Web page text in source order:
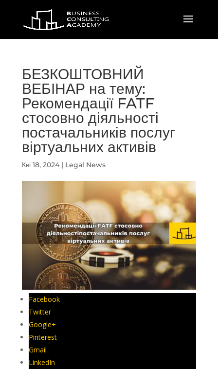
БЕЗКОШТОВНИЙ
ВЕБІНАР на тему:
Рекомендації FATF
стосовно діяльності
постачальників послуг
віртуальних активів
Кві 18, 2024| Legal News
Facebook
Twitter
Google+
Pinterest
Gmail
LinkedIn